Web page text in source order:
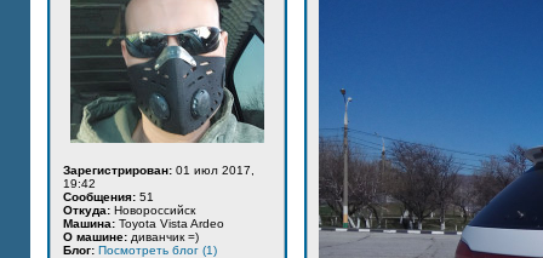
Зарегистрирован: 01 июл 2017,
19:42
Сообщения: 51
Откуда: Новороссийск
Машина: Toyota Vista Ardeo
О машине: диванчик =)
Блог: Посмотреть блог (1)